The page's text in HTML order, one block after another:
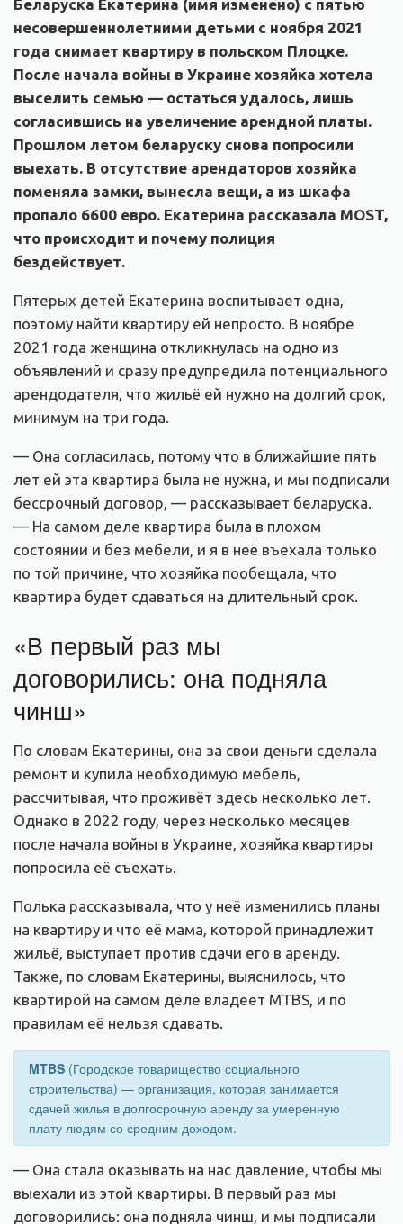
Беларуска Екатерина (имя изменено) с пятью
несовершеннолетними детьми с ноября 2021
года снимает квартиру в польском Плоцке.
После начала войны в Украине хозяйка хотела
выселить семью — остаться удалось, лишь
согласившись на увеличение арендной платы.
Прошлом летом беларуску снова попросили
выехать. В отсутствие арендаторов хозяйка
поменяла замки, вынесла вещи, а из шкафа
пропало 6600 евро. Екатерина рассказала MOST,
что происходит и почему полиция
бездействует.
Пятерых детей Екатерина воспитывает одна,
поэтому найти квартиру ей непросто. В ноябре
2021 года женщина откликнулась на одно из
объявлений и сразу предупредила потенциального
арендодателя, что жильё ей нужно на долгий срок,
минимум на три года.
— Она согласилась, потому что в ближайшие пять
лет ей эта квартира была не нужна, и мы подписали
бессрочный договор, — рассказывает беларуска.
— На самом деле квартира была в плохом
состоянии и без мебели, и я в неё въехала только
по той причине, что хозяйка пообещала, что
квартира будет сдаваться на длительный срок.
«В первый раз мы
договорились: она подняла
чинш»
По словам Екатерины, она за свои деньги сделала
ремонт и купила необходимую мебель,
рассчитывая, что проживёт здесь несколько лет.
Однако в 2022 году, через несколько месяцев
после начала войны в Украине, хозяйка квартиры
попросила её съехать.
Полька рассказывала, что у неё изменились планы
на квартиру и что её мама, которой принадлежит
жильё, выступает против сдачи его в аренду.
Также, по словам Екатерины, выяснилось, что
квартирой на самом деле владеет MTBS, и по
правилам её нельзя сдавать.
MTBS (Городское товарищество социального
строительства) — организация, которая занимается
сдачей жилья в долгосрочную аренду за умеренную
плату людям со средним доходом.
— Она стала оказывать на нас давление, чтобы мы
выехали из этой квартиры. В первый раз мы
договорились: она подняла чинш, и мы подписали